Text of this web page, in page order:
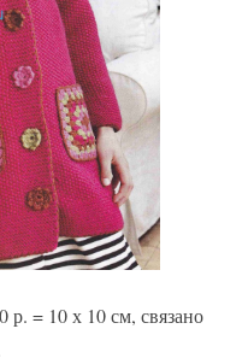
р. = 10 х 10 см, связано